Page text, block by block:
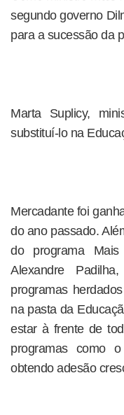
segundo governo
para a sucessão da
Marta Suplicy,
substituí-lo na
Mercadante foi
do ano passado.
do programa
Alexandre
programas
na pasta da
estar à frente de
programas como
obtendo adesão